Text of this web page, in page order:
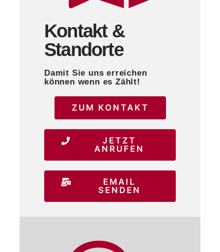
Kontakt &
Standorte
Damit Sie uns erreichen
können wenn es Zählt!
ZUM KONTAKT
JETZT
ANRUFEN
EMAIL
SENDEN